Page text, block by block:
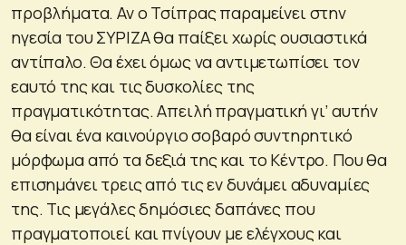
προβλήματα. Αν ο Τσίπρας παραμείνει στην
ηγεσία του ΣΥΡΙΖΑ θα παίξει χωρίς ουσιαστικά
αντίπαλο. Θα έχει όμως να αντιμετωπίσει τον
εαυτό της και τις δυσκολίες της
πραγματικότητας. Απειλή πραγματική γι’ αυτήν
θα είναι ένα καινούργιο σοβαρό συντηρητικό
μόρφωμα από τα δεξιά της και το Κέντρο. Που θα
επισημάνει τρεις από τις εν δυνάμει αδυναμίες
της. Τις μεγάλες δημόσιες δαπάνες που
πραγματοποιεί και πνίγουν με ελέγχους και